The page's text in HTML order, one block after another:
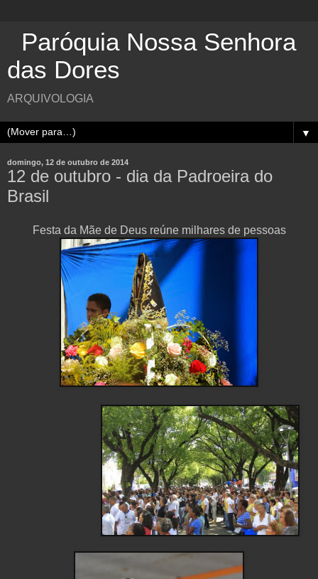
Paróquia Nossa Senhora
das Dores
ARQUIVOLOGIA
▼
domingo, 12 de outubro de 2014
12 de outubro - dia da Padroeira do
Brasil
Festa da Mãe de Deus reúne milhares de pessoas